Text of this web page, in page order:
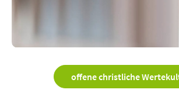
offene christliche